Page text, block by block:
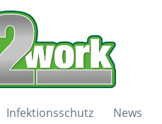
Infektionsschutz News